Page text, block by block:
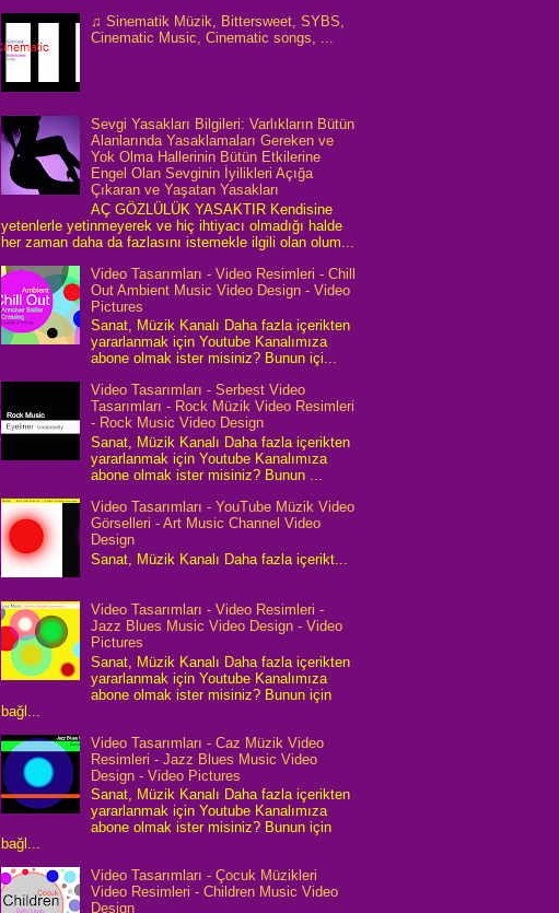
♫ Sinematik Müzik, Bittersweet, SYBS,
Cinematic Music, Cinematic songs, ...
Sevgi Yasakları Bilgileri: Varlıkların Bütün
Alanlarında Yasaklamaları Gereken ve
Yok Olma Hallerinin Bütün Etkilerine
Engel Olan Sevginin İyilikleri Açığa
Çıkaran ve Yaşatan Yasakları
AÇ GÖZLÜLÜK YASAKTIR Kendisine
yetenlerle yetinmeyerek ve hiç ihtiyacı olmadığı halde
her zaman daha da fazlasını istemekle ilgili olan olum...
Video Tasarımları - Video Resimleri - Chill
Out Ambient Music Video Design - Video
Pictures
Sanat, Müzik Kanalı Daha fazla içerikten
yararlanmak için Youtube Kanalımıza
abone olmak ister misiniz? Bunun içi...
Video Tasarımları - Serbest Video
Tasarımları - Rock Müzik Video Resimleri
- Rock Music Video Design
Sanat, Müzik Kanalı Daha fazla içerikten
yararlanmak için Youtube Kanalımıza
abone olmak ister misiniz? Bunun ...
Video Tasarımları - YouTube Müzik Video
Görselleri - Art Music Channel Video
Design
Sanat, Müzik Kanalı Daha fazla içerikt...
Video Tasarımları - Video Resimleri -
Jazz Blues Music Video Design - Video
Pictures
Sanat, Müzik Kanalı Daha fazla içerikten
yararlanmak için Youtube Kanalımıza
abone olmak ister misiniz? Bunun için
bağl...
Video Tasarımları - Caz Müzik Video
Resimleri - Jazz Blues Music Video
Design - Video Pictures
Sanat, Müzik Kanalı Daha fazla içerikten
yararlanmak için Youtube Kanalımıza
abone olmak ister misiniz? Bunun için
bağl...
Video Tasarımları - Çocuk Müzikleri
Video Resimleri - Children Music Video
Design